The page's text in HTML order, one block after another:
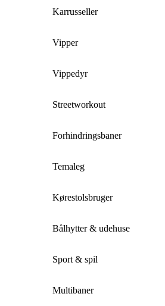
Karrusseller
Vipper
Vippedyr
Streetworkout
Forhindringsbaner
Temaleg
Kørestolsbruger
Bålhytter & udehuse
Sport & spil
Multibaner